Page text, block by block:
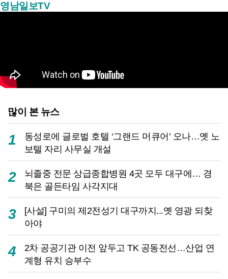
영남일보TV
많이 본 뉴스
1
동성로에 글로벌 호텔 ‘그랜드 머큐어’ 오나…옛 노
보텔 자리 사무실 개설
2
뇌졸중 전문 상급종합병원 4곳 모두 대구에… 경
북은 골든타임 사각지대
3
[사설] 구미의 제2전성기 대구까지...옛 영광 되찾
아야
4
2차 공공기관 이전 앞두고 TK 공동전선…산업 연
계형 유치 승부수